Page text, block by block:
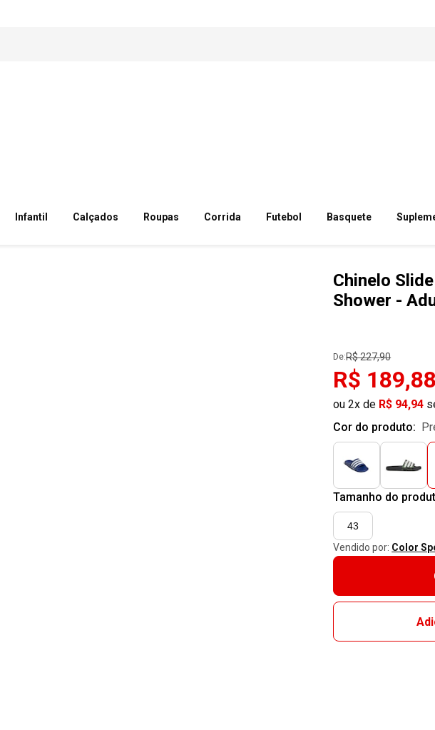
Infantil Calçados Roupas Corrida Futebol Basquete
Chinelo
Shower -
De:R$ 227,90
R$ 189,88
ou 2x de R$ 94,94
Cor do produto:
Tamanho do
43
Vendido por: Color